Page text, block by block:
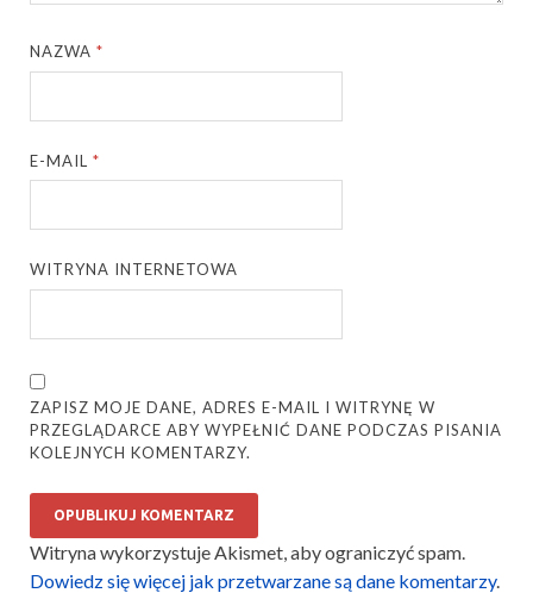
NAZWA*
E-MAIL*
WITRYNA INTERNETOWA
ZAPISZ MOJE DANE, ADRES E-MAIL I WITRYNĘ W
PRZEGLĄDARCE ABY WYPEŁNIĆ DANE PODCZAS PISANIA
KOLEJNYCH KOMENTARZY.
Witryna wykorzystuje Akismet, aby ograniczyć spam.
Dowiedz się więcej jak przetwarzane są dane komentarzy.